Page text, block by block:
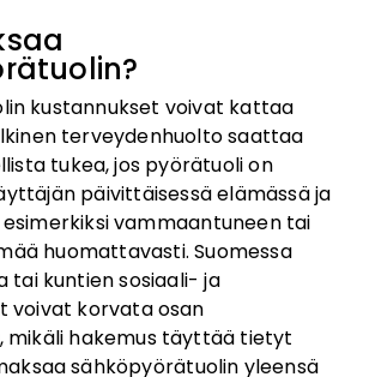
kustannukset voivat kattaa
terveydenhuolto saattaa
tukea, jos pyörätuoli on
päivittäisessä elämässä ja
vammaantuneen tai
huomattavasti. Suomessa
tai kuntien sosiaali- ja
voivat korvata osan
mikäli hakemus täyttää tietyt
sähköpyörätuolin yleensä